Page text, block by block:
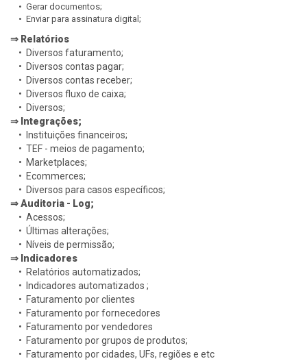
• Gerar documentos;
• Enviar para assinatura digital;
⇒ Relatórios
• Diversos faturamento;
• Diversos contas pagar;
• Diversos contas receber;
• Diversos fluxo de caixa;
• Diversos;
⇒ Integrações;
• Instituições financeiros;
• TEF - meios de pagamento;
• Marketplaces;
• Ecommerces;
• Diversos para casos específicos;
⇒ Auditoria - Log;
• Acessos;
• Últimas alterações;
• Níveis de permissão;
⇒ Indicadores
• Relatórios automatizados;
• Indicadores automatizados ;
• Faturamento por clientes
• Faturamento por fornecedores
• Faturamento por vendedores
• Faturamento por grupos de produtos;
• Faturamento por cidades, UFs, regiões e etc